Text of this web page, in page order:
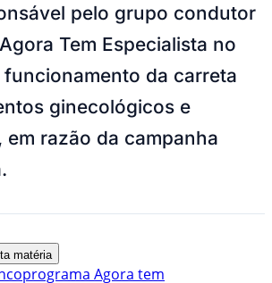
pelo grupo condutor
Tem Especialista no
da carreta
ginecológicos e
em razão da campanha
matéria
programa Agora tem